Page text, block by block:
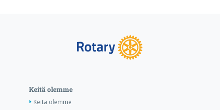
Keitä olemme
Keitä olemme